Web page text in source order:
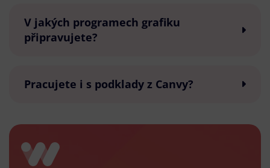
V jakých programech grafiku
připravujete?
Pracujete i s podklady z Canvy?